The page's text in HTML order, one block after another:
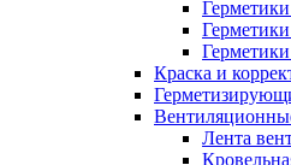
Краска и
Лента